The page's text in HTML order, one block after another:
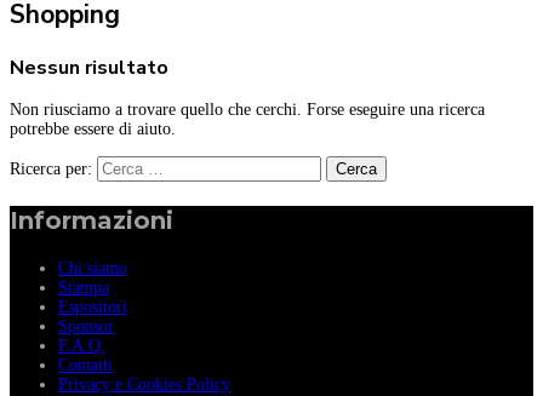
Shopping
Nessun risultato
Non riusciamo a trovare quello che cerchi. Forse eseguire una ricerca
potrebbe essere di aiuto.
Ricerca per:
Informazioni
Chi siamo
Stampa
Espositori
Sponsor
F.A.Q.
Contatti
Privacy e Cookies Policy